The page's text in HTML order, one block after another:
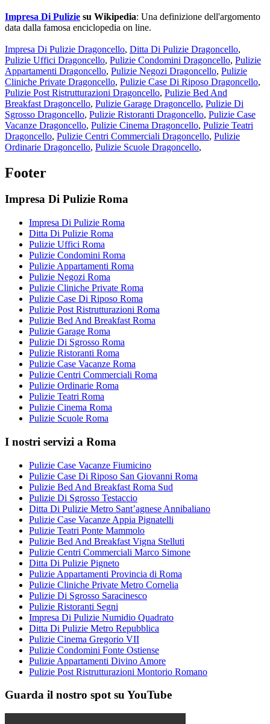
Impresa Di Pulizie su Wikipedia: Una definizione dell'argomento
data dalla famosa enciclopedia on line.
Impresa Di Pulizie Dragoncello, Ditta Di Pulizie Dragoncello,
Pulizie Uffici Dragoncello, Pulizie Condomini Dragoncello, Pulizie
Appartamenti Dragoncello, Pulizie Negozi Dragoncello, Pulizie
Cliniche Private Dragoncello, Pulizie Case Di Riposo Dragoncello,
Pulizie Post Ristrutturazioni Dragoncello, Pulizie Bed And
Breakfast Dragoncello, Pulizie Garage Dragoncello, Pulizie Di
Sgrosso Dragoncello, Pulizie Ristoranti Dragoncello, Pulizie Case
Vacanze Dragoncello, Pulizie Cinema Dragoncello, Pulizie Teatri
Dragoncello, Pulizie Centri Commerciali Dragoncello, Pulizie
Ordinarie Dragoncello, Pulizie Scuole Dragoncello,
Footer
Impresa Di Pulizie Roma
Impresa Di Pulizie Roma
Ditta Di Pulizie Roma
Pulizie Uffici Roma
Pulizie Condomini Roma
Pulizie Appartamenti Roma
Pulizie Negozi Roma
Pulizie Cliniche Private Roma
Pulizie Case Di Riposo Roma
Pulizie Post Ristrutturazioni Roma
Pulizie Bed And Breakfast Roma
Pulizie Garage Roma
Pulizie Di Sgrosso Roma
Pulizie Ristoranti Roma
Pulizie Case Vacanze Roma
Pulizie Centri Commerciali Roma
Pulizie Ordinarie Roma
Pulizie Teatri Roma
Pulizie Cinema Roma
Pulizie Scuole Roma
I nostri servizi a Roma
Pulizie Case Vacanze Fiumicino
Pulizie Case Di Riposo San Giovanni Roma
Pulizie Bed And Breakfast Roma Sud
Pulizie Di Sgrosso Testaccio
Ditta Di Pulizie Metro Sant’agnese Annibaliano
Pulizie Case Vacanze Appia Pignatelli
Pulizie Teatri Ponte Mammolo
Pulizie Bed And Breakfast Vigna Stelluti
Pulizie Centri Commerciali Marco Simone
Ditta Di Pulizie Pigneto
Pulizie Appartamenti Provincia di Roma
Pulizie Cliniche Private Metro Cornelia
Pulizie Di Sgrosso Saracinesco
Pulizie Ristoranti Segni
Impresa Di Pulizie Numidio Quadrato
Ditta Di Pulizie Metro Repubblica
Pulizie Cinema Gregorio VII
Pulizie Condomini Fonte Ostiense
Pulizie Appartamenti Divino Amore
Pulizie Post Ristrutturazioni Montorio Romano
Guarda il nostro spot su YouTube